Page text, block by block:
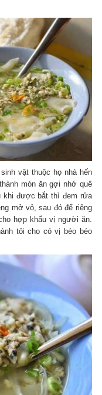
vật thuộc họ nhà hến
món ăn gợi nhớ quê
khi được bắt thì đem rửa
mở vỏ, sau đó để riêng
hợp khẩu vị người ăn.
tỏi cho có vị béo béo